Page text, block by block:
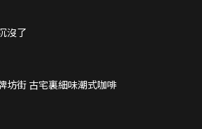
沒了
坊街 古宅裏細味潮式咖啡